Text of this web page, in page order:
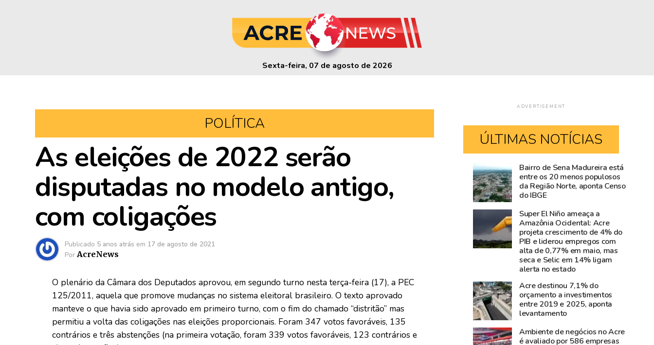
Sexta-feira, 07 de agosto de 2026
POLÍTICA
As eleições de 2022 serão
disputadas no modelo antigo,
com coligações
Publicado 5 anos atrás em 17 de agosto de 2021
Por AcreNews
O plenário da Câmara dos Deputados aprovou, em segundo turno nesta terça-feira (17), a PEC
125/2011, aquela que promove mudanças no sistema eleitoral brasileiro. O texto aprovado
manteve o que havia sido aprovado em primeiro turno, com o fim do chamado “distritão” mas
permitiu a volta das coligações nas eleições proporcionais. Foram 347 votos favoráveis, 135
contrários e três abstenções (na primeira votação, foram 339 votos favoráveis, 123 contrários e
ADVERTISEMENT
ÚLTIMAS NOTÍCIAS
Blog
do
Accioly:
Tarauacá
Carlos
Pinto,
Shampoo
Esperança
símbolo
do
empreendedorismo
Visitantes
tiram
proveito
do
parque
de
diversão
entre
frequentadores,
crianças,
jovens
adultos
Bairro de Sena Madureira está
entre os 20 menos populosos
da Região Norte, aponta Censo
do IBGE
Super El Niño ameaça a
Amazônia Ocidental: Acre
projeta crescimento de 4% do
PIB e liderou empregos com
alta de 0,77% em maio, mas
seca e Selic em 14% ligam
alerta no estado
Acre destinou 7,1% do
orçamento a investimentos
entre 2019 e 2025, aponta
levantamento
Ambiente de negócios no Acre
é avaliado por 586 empresas